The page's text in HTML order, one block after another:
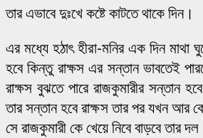
তার এভাবে দুঃখে কষ্টে কাটতে থাকে দিন।
এর মধ্যে হঠাৎ হীরা-মনির এক দিন মাথা
হবে কিন্তু রাক্ষস এর সন্তান ভাবতেই
রাক্ষস বুঝতে পারে রাজকুমারীর সন্তান
তার সন্তান হবে রাক্ষস তার পর যখন আর
সে রাজকুমারী কে খেয়ে নিবে বাড়বে তার